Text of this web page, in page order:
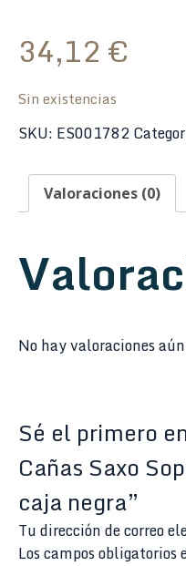
34,12 €
Sin existencias
SKU: ES001782
Valoraciones (0)
No hay valoraciones
Sé el primero
Cañas Saxo
caja negra”
Tu dirección de correo
Los campos obligatorios